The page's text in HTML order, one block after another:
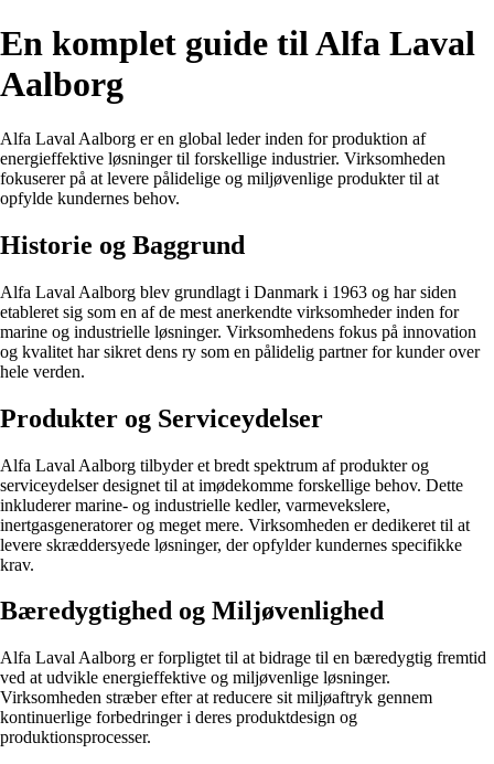
En komplet guide til Alfa Laval
Aalborg
Alfa Laval Aalborg er en global leder inden for produktion af
energieffektive løsninger til forskellige industrier. Virksomheden
fokuserer på at levere pålidelige og miljøvenlige produkter til at
opfylde kundernes behov.
Historie og Baggrund
Alfa Laval Aalborg blev grundlagt i Danmark i 1963 og har siden
etableret sig som en af de mest anerkendte virksomheder inden for
marine og industrielle løsninger. Virksomhedens fokus på innovation
og kvalitet har sikret dens ry som en pålidelig partner for kunder over
hele verden.
Produkter og Serviceydelser
Alfa Laval Aalborg tilbyder et bredt spektrum af produkter og
serviceydelser designet til at imødekomme forskellige behov. Dette
inkluderer marine- og industrielle kedler, varmevekslere,
inertgasgeneratorer og meget mere. Virksomheden er dedikeret til at
levere skræddersyede løsninger, der opfylder kundernes specifikke
krav.
Bæredygtighed og Miljøvenlighed
Alfa Laval Aalborg er forpligtet til at bidrage til en bæredygtig fremtid
ved at udvikle energieffektive og miljøvenlige løsninger.
Virksomheden stræber efter at reducere sit miljøaftryk gennem
kontinuerlige forbedringer i deres produktdesign og
produktionsprocesser.